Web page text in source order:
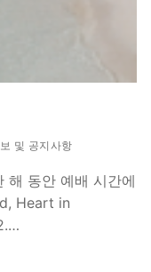
및 공지사항
해 동안 예배 시간에
Heart in